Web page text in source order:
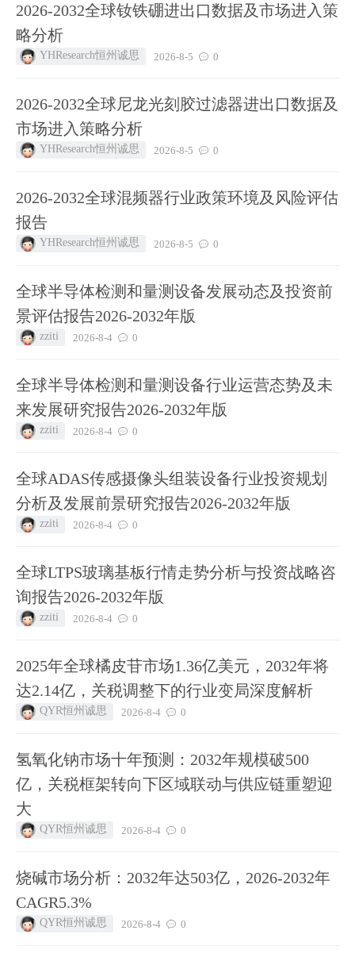
2026‑2032全球钕铁硼进出口数据及市场进入策
略分析
YHResearch恒州诚思 2026-8-5 0
2026‑2032全球尼龙光刻胶过滤器进出口数据及
市场进入策略分析
YHResearch恒州诚思 2026-8-5 0
2026‑2032全球混频器行业政策环境及风险评估
报告
YHResearch恒州诚思 2026-8-5 0
全球半导体检测和量测设备发展动态及投资前
景评估报告2026-2032年版
zziti 2026-8-4 0
全球半导体检测和量测设备行业运营态势及未
来发展研究报告2026-2032年版
zziti 2026-8-4 0
全球ADAS传感摄像头组装设备行业投资规划
分析及发展前景研究报告2026-2032年版
zziti 2026-8-4 0
全球LTPS玻璃基板行情走势分析与投资战略咨
询报告2026-2032年版
zziti 2026-8-4 0
2025年全球橘皮苷市场1.36亿美元，2032年将
达2.14亿，关税调整下的行业变局深度解析
QYR恒州诚思 2026-8-4 0
氢氧化钠市场十年预测：2032年规模破500
亿，关税框架转向下区域联动与供应链重塑迎
大
QYR恒州诚思 2026-8-4 0
烧碱市场分析：2032年达503亿，2026-2032年
CAGR5.3%
QYR恒州诚思 2026-8-4 0